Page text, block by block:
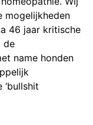
mogelijkheden
46 jaar kritische
de
name honden